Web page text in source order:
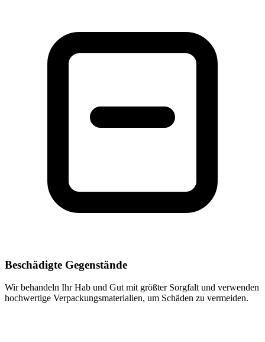
Beschädigte Gegenstände
Wir behandeln Ihr Hab und Gut mit größter Sorgfalt und verwenden
hochwertige Verpackungsmaterialien, um Schäden zu vermeiden.